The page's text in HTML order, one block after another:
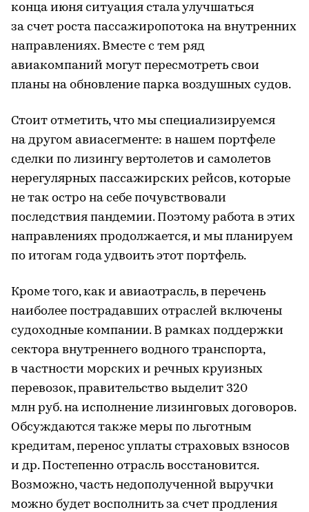
конца июня ситуация стала улучшаться
за счет роста пассажиропотока на внутренних
направлениях. Вместе с тем ряд
авиакомпаний могут пересмотреть свои
планы на обновление парка воздушных судов.
Стоит отметить, что мы специализируемся
на другом авиасегменте: в нашем портфеле
сделки по лизингу вертолетов и самолетов
нерегулярных пассажирских рейсов, которые
не так остро на себе почувствовали
последствия пандемии. Поэтому работа в этих
направлениях продолжается, и мы планируем
по итогам года удвоить этот портфель.
Кроме того, как и авиаотрасль, в перечень
наиболее пострадавших отраслей включены
судоходные компании. В рамках поддержки
сектора внутреннего водного транспорта,
в частности морских и речных круизных
перевозок, правительство выделит 320
млн руб. на исполнение лизинговых договоров.
Обсуждаются также меры по льготным
кредитам, перенос уплаты страховых взносов
и др. Постепенно отрасль восстановится.
Возможно, часть недополученной выручки
можно будет восполнить за счет продления